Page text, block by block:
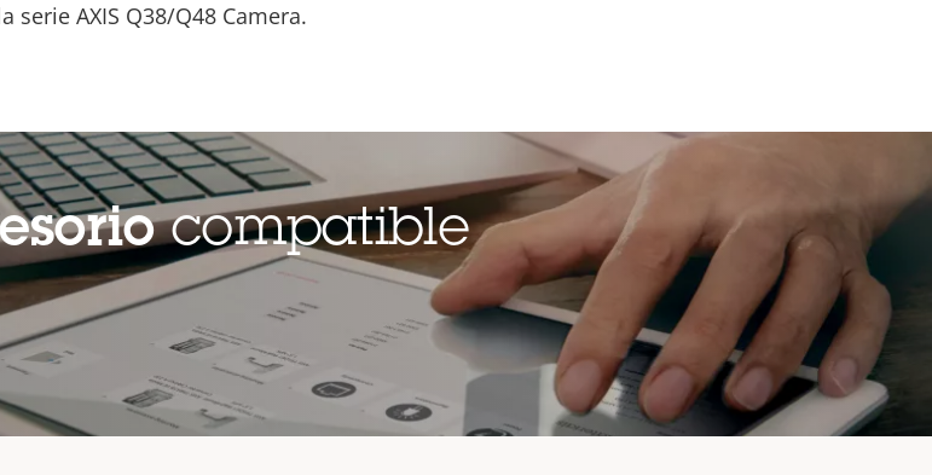
AXIS Q38/Q48 Camera.
compatible